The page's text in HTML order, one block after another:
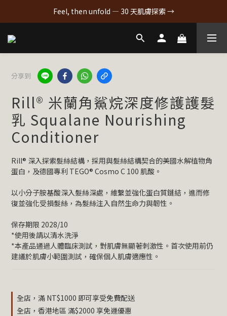
Feel, then unfold — 30 天肌膚探索 →
分享到
Rill® 米蘭角鯊烷深度修護護髮
乳 Squalane Nourishing
Conditioner
Rill® 深入探索髮絲結構，採用與髮絲結構契合的美國水解植物角
蛋白，及德國專利 TEGO® Cosmo C 100 肌酸。
以小分子胺基酸深入髮絲深處，維繫並強化蛋白質鏈結，進而修
復並強化受損髮絲，為髮絲注入自然生命力與韌性。
保存期限 2028/10
*使用後請以清水洗淨
*本產品通過人體臨床測試，對肌膚無顯著刺激性。首次使用前仍
建議於肌膚小範圍測試，確保個人肌膚適應性。
全店，滿 NT$1000 即可享受免費配送
全店，香港地區 滿$2000 享免運優惠